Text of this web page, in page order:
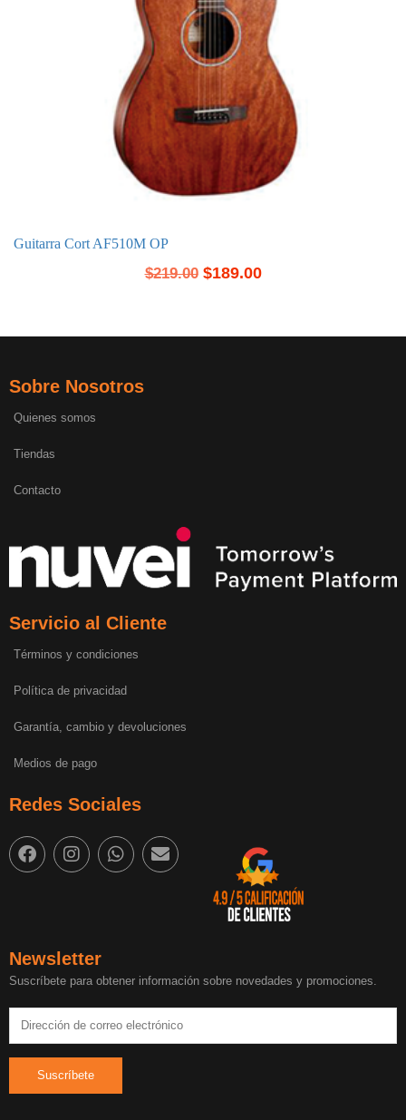
Guitarra Cort AF510M OP
$219.00 $189.00
Sobre Nosotros
Quienes somos
Tiendas
Contacto
Servicio al Cliente
Términos y condiciones
Política de privacidad
Garantía, cambio y devoluciones
Medios de pago
Redes Sociales
Newsletter
Suscríbete para obtener información sobre novedades y promociones.